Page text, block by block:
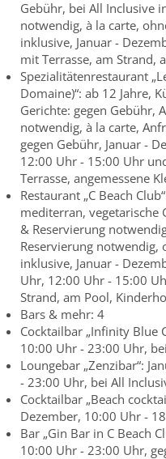
Gebühr, bei All Inclusive
notwendig, à la carte,
inklusive, Januar -
mit Terrasse, am Strand,
Spezialitätenrestaurant
Domaine)“: ab 12 Jahre,
Gerichte: gegen Gebühr,
notwendig, à la carte,
gegen Gebühr, Januar -
12:00 Uhr - 15:00 Uhr
Terrasse, angemessene
Restaurant „C Beach
mediterran, vegetarische
& Reservierung
Reservierung notwendig,
inklusive, Januar -
Uhr, 12:00 Uhr - 15:00
Strand, am Pool,
Bars & mehr: 4
Cocktailbar „Infinity Blue
10:00 Uhr - 23:00 Uhr,
Loungebar „Zenzibar“:
- 23:00 Uhr, bei All
Cocktailbar „Beach
Dezember, 10:00 Uhr -
Bar „Gin Bar in C Beach
10:00 Uhr - 23:00 Uhr,